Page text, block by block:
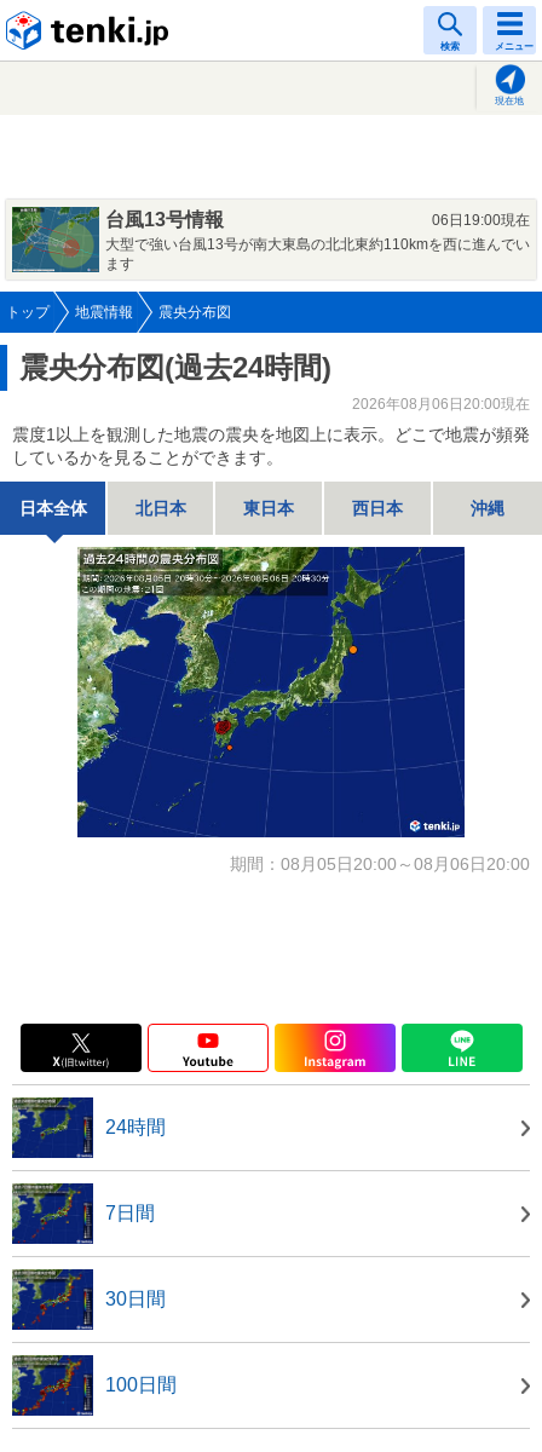
検索 メニュー
現在地
台風13号情報
06日19:00現在
大型で強い台風13号が南大東島の北北東約110kmを西に進んでい
ます
トップ 地震情報 震央分布図
震央分布図(過去24時間)
2026年08月06日20:00現在
震度1以上を観測した地震の震央を地図上に表示。どこで地震が頻発
しているかを見ることができます。
日本全体 北日本 東日本 西日本 沖縄
期間：08月05日20:00～08月06日20:00
24時間
7日間
30日間
100日間